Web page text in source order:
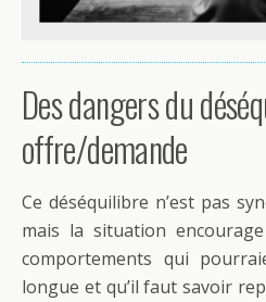
Des dangers du
offre/demande
Ce déséquilibre n’est pas
mais la situation
comportements qui
longue et qu’il faut savoir